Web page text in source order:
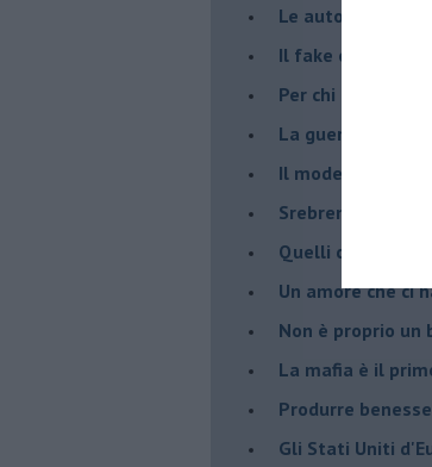
Le auto diesel
​Il fake e la mafia
Per chi combatte
La guerra nell'ex
Il modello da
Srebrenica 25°
Quelli che...
Un amore che ci
Non è proprio un
La mafia è il
Produrre
Gli Stati Uniti